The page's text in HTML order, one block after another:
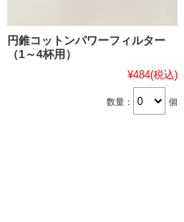
円錐コットンパワーフィルター
（1～4杯用）
¥484(税込)
数量： 個